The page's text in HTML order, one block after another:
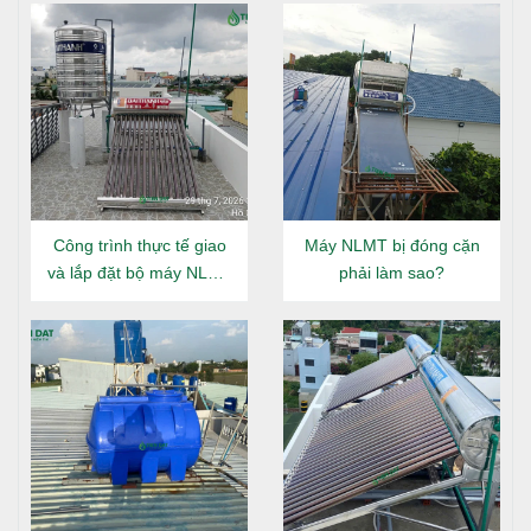
Đặt chân đế vào vị trí lắp đặt trên mặt phẳng, đảm
bảo các chân tiếp xúc đồng đều.
Chỉnh chân đế song song và thẳng đứng trước khi
đặt bồn lên.
Bước 5: Lắp bồn nước vào chân đế
Một tay giữ bồn, một tay ấn nhẹ phần gân đơn để
khớp chặt bồn với chân đế.
Đảm bảo gân đơn khít đều xung quanh chân bồn để
Bước 6: Xiết chặt các đầu nối
Sử dụng kìm mỏ vịt, kìm nước để xiết chặt các đầu
nước vào, nước ra và xả cạn.
Xoay ngược chiều kim đồng hồ đến khi chặt ren để
tránh rò rỉ.
Bước 7: Cố định chân đế với nền
Công trình thực tế giao
và lắp đặt bộ máy NLMT
Đông Hưng Thuận
Máy NLMT bị đóng cặn
phải làm sao?